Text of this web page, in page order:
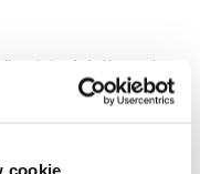
cookie
bólowych,
po około 15-30